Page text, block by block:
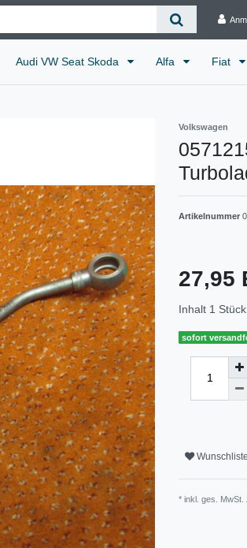
Audi VW Seat Skoda Alfa Fiat
Volkswagen
Artikelnummer
27,95
Inhalt 1 Stück
sofort
Wunschliste
* inkl. ges. MwSt.